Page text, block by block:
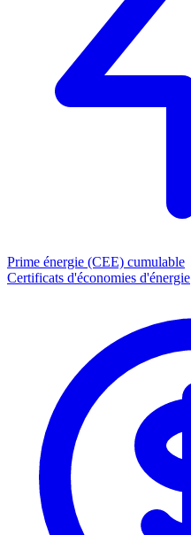
Prime énergie (CEE) cumulable
Certificats d'économies d'énergie